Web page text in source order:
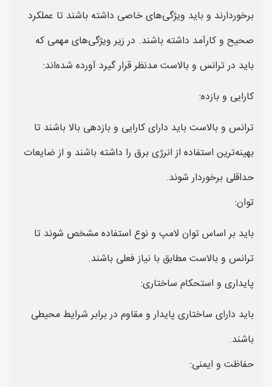
برخوردارند و باید ویژگی‌های خاصی داشته باشند تا عملکرد
صحیح و کارآمد داشته باشند. در زیر ویژگی‌های مهمی که
باید در ترانس و بالاست مدنظر قرار گیرد آورده شده‌اند:
کارایی و بازده:
ترانس و بالاست باید دارای کارایی و بازدهی بالا باشند تا
بهینه‌ترین استفاده از انرژی برق را داشته باشند و از ضایعات
حداقلی برخوردار شوند.
توان:
باید بر اساس توان لامپ و نوع استفاده مشخص شوند تا
ترانس و بالاست مطابق با نیاز فعلی باشند.
پایداری و استحکام ساختاری:
باید دارای ساختاری پایدار و مقاوم در برابر شرایط محیطی
باشند.
حفاظت و ایمنی: